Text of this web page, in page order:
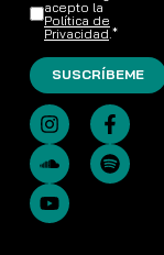
acepto la
Política de
Privacidad.*
SUSCRÍBEME